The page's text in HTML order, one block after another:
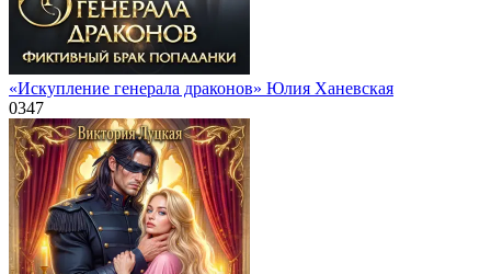
«Искупление генерала драконов» Юлия Ханевская
0347